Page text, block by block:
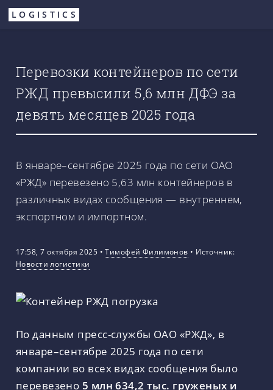
Перейти
LOGISTICS
Перевозки контейнеров по сети
РЖД превысили 5,6 млн ДФЭ за
девять месяцев 2025 года
В январе–сентябре 2025 года по сети ОАО
«РЖД» перевезено 5,63 млн контейнеров в
различных видах сообщения — внутреннем,
экспортном и импортном.
17:58, 7 октября 2025 •Тимофей Филимонов • Источник:
Новости логистики
По данным пресс-службы ОАО «РЖД», в
январе–сентябре 2025 года по сети
компании во всех видах сообщения было
перевезено 5 млн 634,2 тыс. груженых и